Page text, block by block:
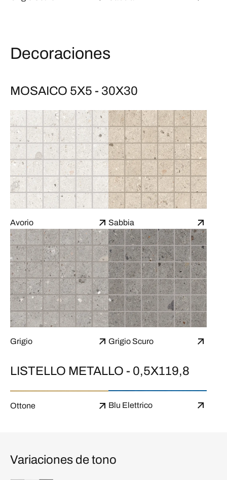
Decoraciones
MOSAICO 5X5 - 30X30
Avorio Sabbia
Grigio Grigio Scuro
LISTELLO METALLO - 0,5X119,8
Ottone Blu Elettrico
Variaciones de tono